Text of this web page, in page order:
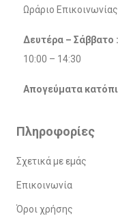
Ωράριο
Δευτέρα – Σάββατο :
10:00 – 14:30
Απογεύματα
Πληροφορίες
Σχετικά με εμάς
Επικοινωνία
Όροι χρήσης